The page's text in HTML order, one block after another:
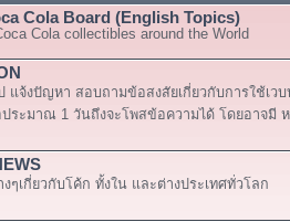
Cola Board (English Topics)
Cola collectibles around the World
แจ้งปัญหา สอบถามข้อสงสัยเกี่ยวกับการใช้เว
ระมาณ 1 วันถึงจะโพสข้อความได้ โดยอาจมี
ๆเกี่ยวกับโค้ก ทั้งใน และต่างประเทศทั่วโลก